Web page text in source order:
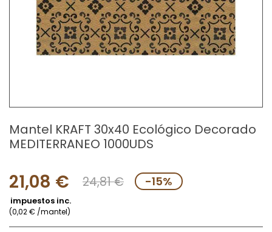
Mantel KRAFT 30x40 Ecológico Decorado
MEDITERRANEO 1000UDS
21,08 €
impuestos inc.
24,81 € -15%
(0,02 € /mantel)